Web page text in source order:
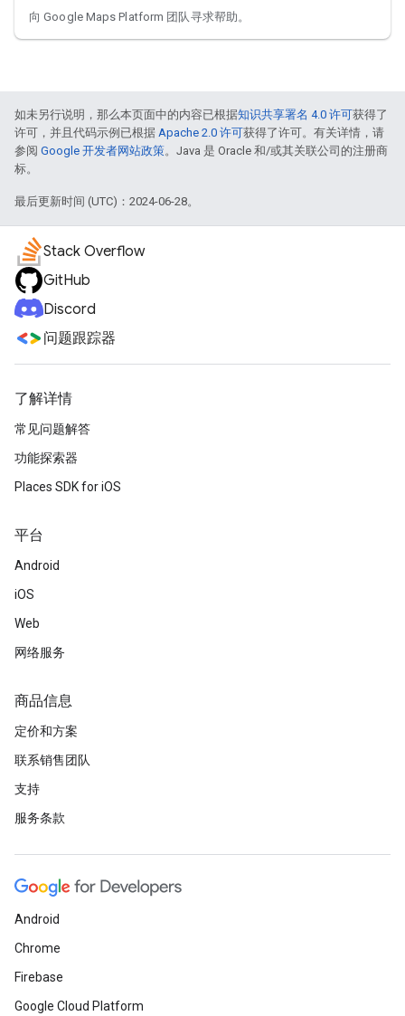
向 Google Maps Platform 团队寻求帮助。
如未另行说明，那么本页面中的内容已根据知识共享署名 4.0 许可获得了
许可，并且代码示例已根据 Apache 2.0 许可获得了许可。有关详情，请
参阅 Google 开发者网站政策。Java 是 Oracle 和/或其关联公司的注册商
标。
最后更新时间 (UTC)：2024-06-28。
Stack Overflow
GitHub
Discord
问题跟踪器
了解详情
常见问题解答
功能探索器
Places SDK for iOS
平台
Android
iOS
Web
网络服务
商品信息
定价和方案
联系销售团队
支持
服务条款
Android
Chrome
Firebase
Google Cloud Platform